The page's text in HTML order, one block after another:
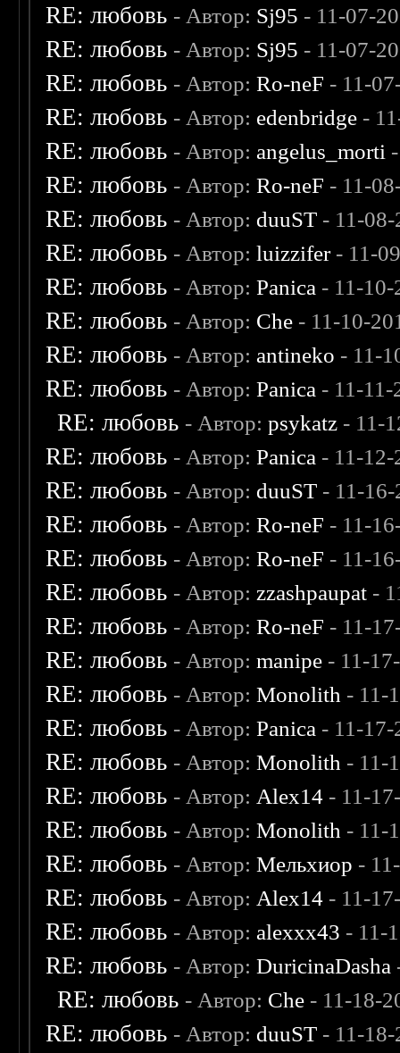
RE: любовь - Автор: Sj95 - 11-07-
RE: любовь - Автор: Sj95 - 11-07-
RE: любовь - Автор:Ro-neF - 11-
RE: любовь - Автор: edenbridge -
RE: любовь - Автор: angelus_morti
RE: любовь - Автор:Ro-neF - 11-
RE: любовь - Автор: duuST - 11-
RE: любовь - Автор:luizzifer- 11-
RE: любовь - Автор:Panica - 11-
RE: любовь - Автор: Che - 11-10-
RE: любовь - Автор: antineko - 11-
RE: любовь - Автор:Panica - 11-
RE: любовь - Автор:psykatz - 11-
RE: любовь - Автор:Panica - 11-
RE: любовь - Автор: duuST - 11-
RE: любовь - Автор:Ro-neF - 11-
RE: любовь - Автор:Ro-neF - 11-
RE: любовь - Автор: zzashpaupat -
RE: любовь - Автор:Ro-neF - 11-
RE: любовь - Автор:manipe - 11-
RE: любовь - Автор:Monolith - 11-
RE: любовь - Автор:Panica - 11-
RE: любовь - Автор:Monolith - 11-
RE: любовь - Автор: Alex14 - 11-
RE: любовь - Автор:Monolith - 11-
RE: любовь - Автор:Мельхиор -
RE: любовь - Автор: Alex14 - 11-
RE: любовь - Автор: alexxx43 - 11-
RE: любовь - Автор:DuricinaDasha
RE: любовь - Автор: Che - 11-18-
RE: любовь - Автор: duuST - 11-